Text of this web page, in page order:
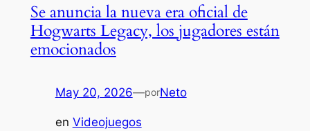
Se anuncia la nueva era oficial de
Hogwarts Legacy, los jugadores están
emocionados
May 20, 2026—porNeto
en Videojuegos